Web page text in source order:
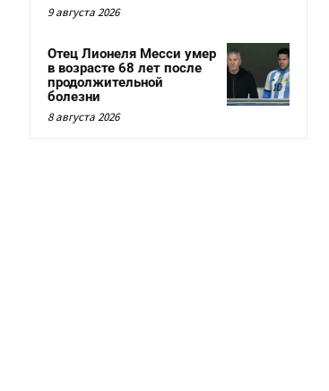
9 августа 2026
Отец Лионеля Месси умер
в возрасте 68 лет после
продолжительной
болезни
8 августа 2026